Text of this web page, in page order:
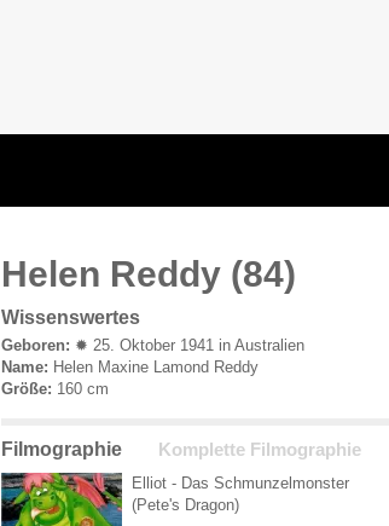
Helen Reddy (84)
Wissenswertes
Geboren: ✹ 25. Oktober 1941 in Australien
Name: Helen Maxine Lamond Reddy
Größe: 160 cm
Filmographie Komplette Filmographie
Elliot - Das Schmunzelmonster
(Pete's Dragon)